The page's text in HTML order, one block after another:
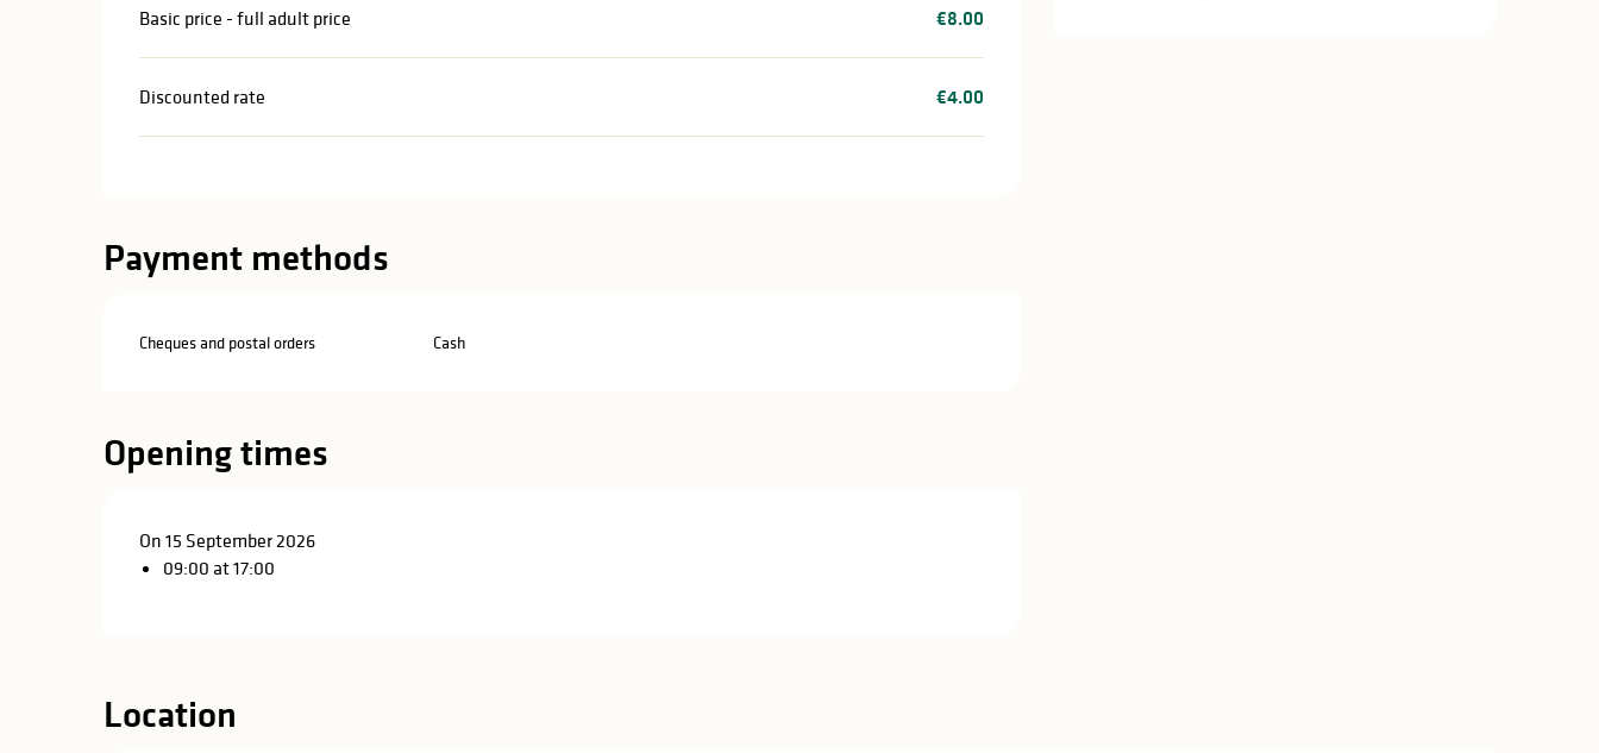
Basic price - full adult price €8.00
Discounted rate €4.00
Payment methods
Cheques and postal orders Cash
Opening times
On 15 September 2026
09:00 at 17:00
Location